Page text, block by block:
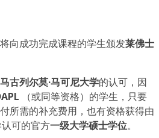
向成功完成课程的学生颁发莱佛士
古列尔莫·马可尼大学的认可，因
（或同等资格）的学生，只要
所需的补充费用，也有资格获得由
可的官方一级大学硕士学位。